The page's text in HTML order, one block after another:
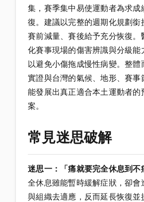
集，賽季集中易使運動者為求成
復。建議以完整的週期化規劃銜
賽前減量、賽後給予充分恢復。
化賽事現場的傷害辨識與分級能
以避免小傷拖成慢性病變。整體
實證與台灣的氣候、地形、賽事
能發展出真正適合本土運動者的
案。
常見迷思破解
迷思一：「痛就要完全休息到不
全休息雖能暫時緩解症狀，卻會
與組織去適應，反而延長恢復並